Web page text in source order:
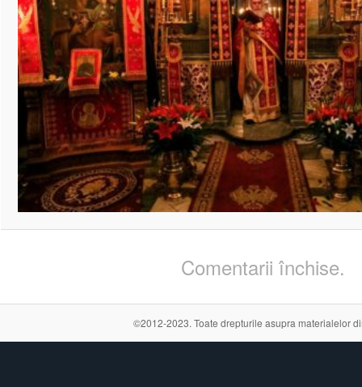
Comentarii închise.
©2012-2023. Toate drepturile asupra materialelor